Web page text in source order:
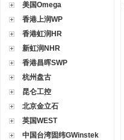
美国Omega
香港上润WP
香港虹润HR
新虹润NHR
香港昌晖SWP
杭州盘古
昆仑工控
北京金立石
英国WEST
中国台湾固纬GWinstek